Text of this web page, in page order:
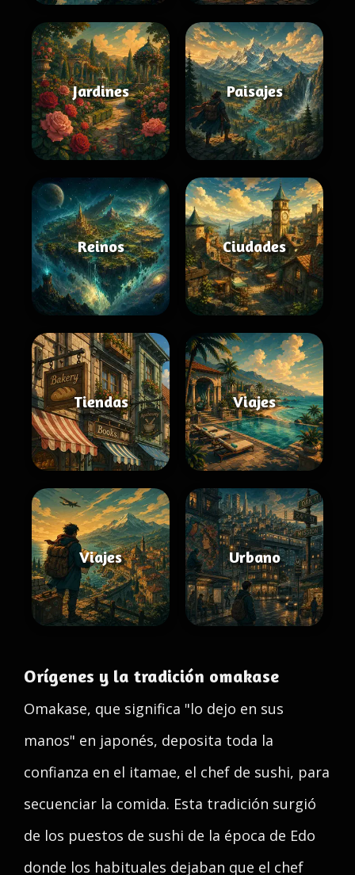
Jardines Paisajes
Reinos Ciudades
Tiendas Viajes
Viajes Urbano
Orígenes y la tradición omakase
Omakase, que significa "lo dejo en sus
manos" en japonés, deposita toda la
confianza en el itamae, el chef de sushi, para
secuenciar la comida. Esta tradición surgió
de los puestos de sushi de la época de Edo
donde los habituales dejaban que el chef